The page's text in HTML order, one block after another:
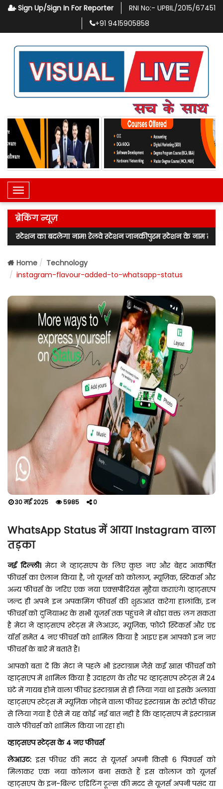
Sign Up/Sign In For Reporter RNI No:- UPBIL/2015/67451
+91 9415905858
Toggle Navigation
ब्रेकिंग न्यूज़
नाम! रेलवे स्टेशन जानकीपुरम स्टेशन के नाम से जाना जाएगा!
Home
Technology
instagram-flavour-added-to-whatsapp-status
30 मई 2025 5985 0
WhatsApp Status में आया Instagram वाला
तड़का
नई दिल्ली।मेटा ने व्हाट्सएप के लिए कुछ नए और बेहद आकर्षित
फीचर्स का ऐलान किया है, जो यूज़र्स को कोलाज, म्यूज़िक, स्टिकर्स और
अन्य फीचर्स के जरिए एक नया एक्सपीरियंस मुहैया कराएंगे। व्हाट्सएप
जल्द ही अपने इन अपकमिंग फीचर्स की शुरुआत करेगा हालांकि, इन
फीचर्स को दुनियाभर के सभी यूज़र्स तक पहुंचने में थोड़ा वक्त लग सकता
है मेटा ने व्हाट्सएप स्टेट्स में लेआउट, म्यूज़िक, फोटो स्टिकर्स और एड
यॉर्स समेत 4 नए फीचर्स को शामिल किया है आइए हम आपको इन नए
फीचर्स के बारे में बताते हैं।
आपको बता दें कि मेटा ने पहले भी इंस्टाग्राम जैसे कई खास फीचर्स को
व्हाट्सएप में शामिल किया है उदाहरण के तौर पर व्हाट्सएप स्टेट्स में 24
घंटे में गायब होने वाला फीचर इंस्टाग्राम से ही लिया गया था इसके अलावा
व्हाट्सएप स्टेट्स में म्यूज़िक जोड़ने वाला फीचर इंस्टाग्राम के स्टोरी फीचर
से लिया गया है ऐसे में यह कोई नई बात नहीं है कि व्हाट्सएप में इंस्टाग्राम
वाले फीचर्स को शामिल किया जा रहा हो।
व्हाट्सएप स्टेट्स के 4 नए फीचर्स
लेआउट:इस फीचर की मदद से यूज़र्स अपनी किसी 6 पिक्चर्स को
मिलाकर एक नया कोलाज बना सकते हैं इस कोलाज को यूज़र्स
व्हाट्सएप के इन-बिल्ट एडिटिंग टूल्स की मदद से यूज़र्स अपनी पसंद या